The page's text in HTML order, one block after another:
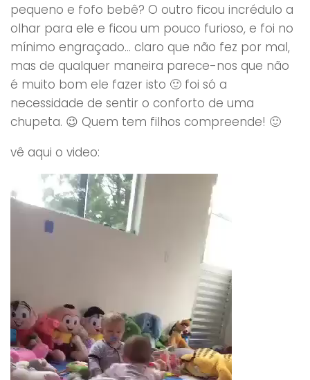
pequeno e fofo bebê? O outro ficou incrédulo a
olhar para ele e ficou um pouco furioso, e foi no
mínimo engraçado… claro que não fez por mal,
mas de qualquer maneira parece-nos que não
é muito bom ele fazer isto 🙂 foi só a
necessidade de sentir o conforto de uma
chupeta. 😉 Quem tem filhos compreende! 🙂
vê aqui o video: